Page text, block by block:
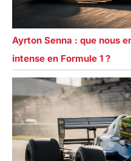
Ayrton Senna : que nous
intense en Formule 1 ?